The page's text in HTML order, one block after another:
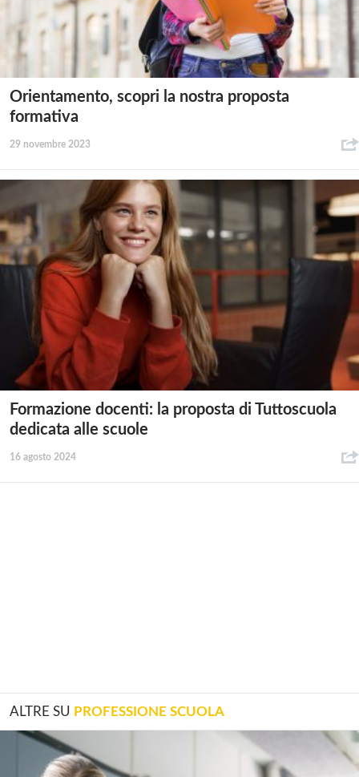
Orientamento, scopri la nostra proposta
formativa
29 novembre 2023
Formazione docenti: la proposta di Tuttoscuola
dedicata alle scuole
16 agosto 2024
ALTRE SU PROFESSIONE SCUOLA